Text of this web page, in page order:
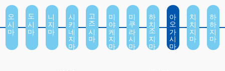
오시마 도시마 니지마 시키네지마 고즈시마 미야케지마 미쿠라시마 하치조지마 아오가시마 치치지마 하하지마